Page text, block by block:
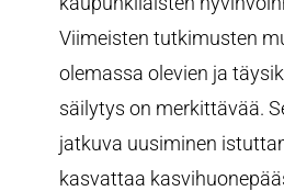
Viimeisten tutkimusten
olemassa olevien ja
säilytys on merkittävää.
jatkuva uusiminen
kasvattaa